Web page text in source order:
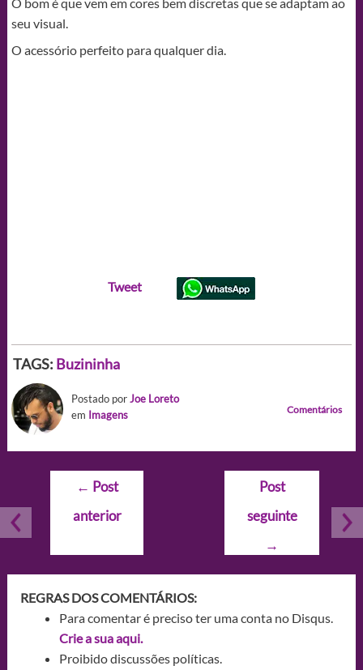
seu visual.
O acessório perfeito para qualquer dia.
Tweet
TAGS: Buzininha
Postado porJoe Loreto
em Imagens Comentários
Navegação
Post
← Post
anterior
Post
seguinte
→
REGRAS DOS COMENTÁRIOS:
Para comentar é preciso ter uma conta no Disqus.
Crie a sua aqui.
Proibido discussões políticas.